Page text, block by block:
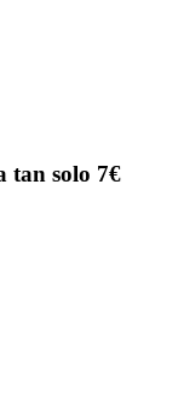
tan solo 7€